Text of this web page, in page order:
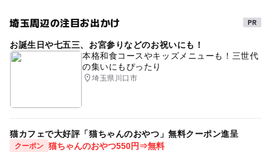
埼玉周辺の注目お出かけ
お誕生日や七五三、お宮参りなどのお祝いにも！
本格和食コースやキッズメニューも！三世代
の集いにもぴったり
埼玉県川口市
猫カフェで大好評「猫ちゃんのおやつ」無料クーポン進呈
クーポン 猫ちゃんのおやつ550円⇒無料